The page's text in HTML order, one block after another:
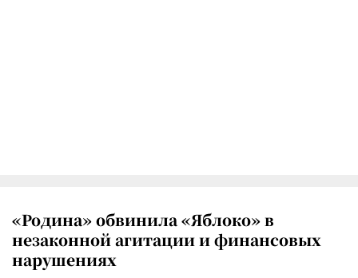
«Родина» обвинила «Яблоко» в
незаконной агитации и финансовых
нарушениях